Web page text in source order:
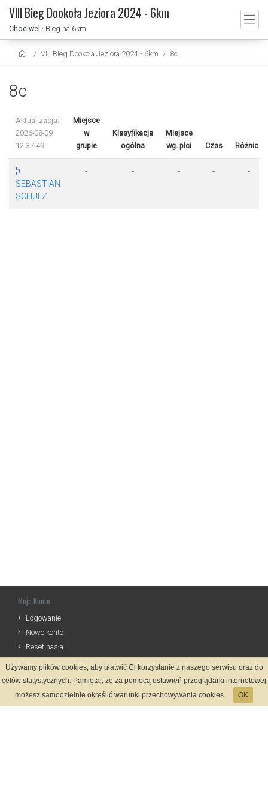
VIII Bieg Dookoła Jeziora 2024 - 6km
Chociwel · Bieg na 6km
VIII Bieg Dookoła Jeziora 2024 - 6km 8c
8c
Aktualizacja:
2026-08-09
12:37:49
Miejsce
w
grupie
Klasyfikacja
ogólna
Miejsce
wg. płci
Czas Różnica
SEBASTIAN
SCHULZ
- - - - -
Moje Konto
Logowanie
Nowe konto
Reset hasła
Informacje
Zasady Rejestracji
Używamy plików cookies, aby ułatwić Ci korzystanie z naszego serwisu oraz do
celów statystycznych. Pamiętaj, że za pomocą ustawień przeglądarki internetowej
możesz samodzielnie określić warunki przechowywania cookies.
OK